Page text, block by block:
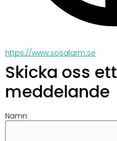
https://www.sosalarm.se
Skicka oss ett
meddelande
Namn